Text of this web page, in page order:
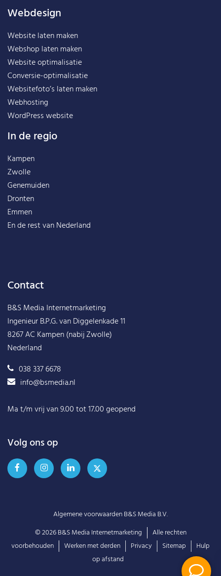
Webdesign
Website laten maken
Webshop laten maken
Website optimalisatie
Conversie-optimalisatie
Websitefoto’s laten maken
Webhosting
WordPress website
In de regio
Kampen
Zwolle
Genemuiden
Dronten
Emmen
En de rest vanNederland
Contact
B&S Media Internetmarketing
Ingenieur B.P.G. van Diggelenkade 11
8267 AC Kampen (nabij Zwolle)
Nederland
038 337 6678
info@bsmedia.nl
Ma t/m vrij van 9.00 tot 17.00 geopend
Volg ons op
Algemene voorwaarden B&S Media B.V.
© 2026B&S Media Internetmarketing
Alle rechten
voorbehouden
Werken met derden Privacy Sitemap
Hulp
op afstand